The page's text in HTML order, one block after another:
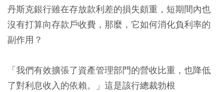
丹斯克銀行雖在存放款利差的損失頗重，短期間內也
沒有打算向存款戶收費，那麼，它如何消化負利率的
副作用？
「我們有效擴張了資產管理部門的營收比重，也降低
了對利息收入的依賴。」這是該行總裁勃根